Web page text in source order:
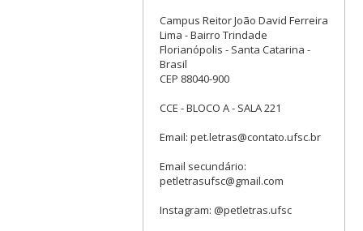
Campus Reitor João David Ferreira
Lima - Bairro Trindade
Florianópolis - Santa Catarina -
Brasil
CEP 88040-900
CCE - BLOCO A - SALA 221
Email: pet.letras@contato.ufsc.br
Email secundário:
petletrasufsc@gmail.com
Instagram: @petletras.ufsc